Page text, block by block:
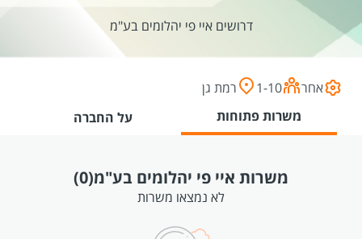
דרושים איי פי יהלומים בע"מ
אחר 1-10
רמת גן
משרות פתוחות
על החברה
משרות איי פי יהלומים בע"מ(0)
לא נמצאו משרות